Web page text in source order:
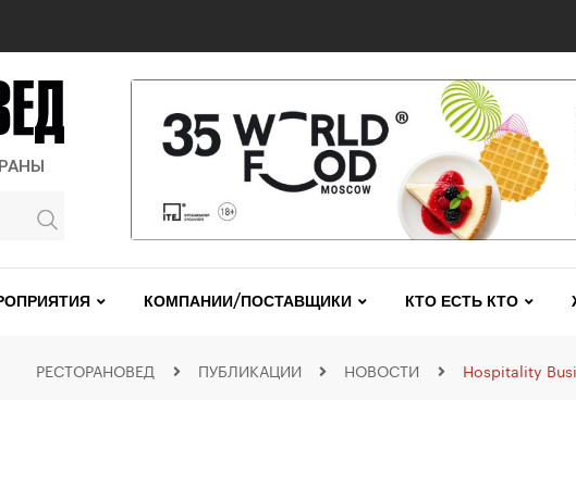
КОМПАНИИ/ПОСТАВЩИКИ КТО ЕСТЬ КТО
РЕСТОРАНОВЕД ПУБЛИКАЦИИ НОВОСТИ Hospitality